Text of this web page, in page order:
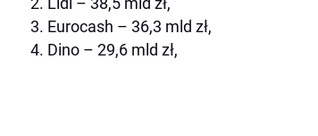
3. Eurocash – 36,3 mld zł,
4. Dino – 29,6 mld zł,